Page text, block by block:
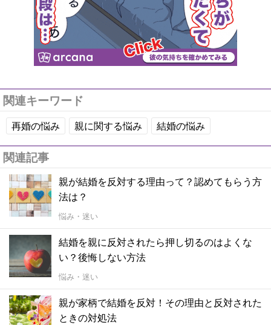
関連キーワード
再婚の悩み 親に関する悩み 結婚の悩み
関連記事
親が結婚を反対する理由って？認めてもらう方
法は？
悩み・迷い
結婚を親に反対されたら押し切るのはよくな
い？後悔しない方法
悩み・迷い
親が家柄で結婚を反対！その理由と反対された
ときの対処法